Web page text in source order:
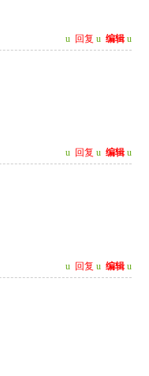
u 回复 u 编辑 u
u 回复 u 编辑 u
u 回复 u 编辑 u